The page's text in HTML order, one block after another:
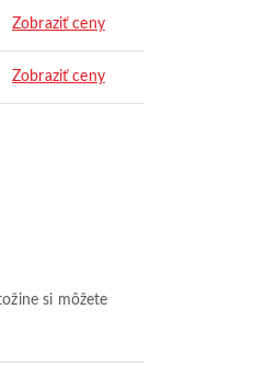
Zobraziť ceny
Zobraziť ceny